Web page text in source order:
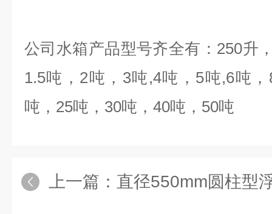
公司水箱产品型号齐全有： 250升
1.5吨， 2吨， 3吨,4吨， 5吨,6吨，
吨， 25吨， 30吨， 40吨， 50吨
上一篇： 直径550mm圆柱型